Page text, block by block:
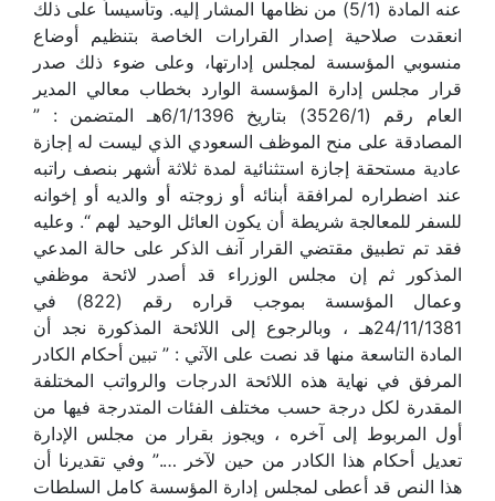
عنه المادة (5/1) من نظامها المشار إليه. وتأسيساً على ذلك
انعقدت صلاحية إصدار القرارات الخاصة بتنظيم أوضاع
منسوبي المؤسسة لمجلس إدارتها، وعلى ضوء ذلك صدر
قرار مجلس إدارة المؤسسة الوارد بخطاب معالي المدير
العام رقم (3526/1) بتاريخ 6/1/1396هـ المتضمن : ”
المصادقة على منح الموظف السعودي الذي ليست له إجازة
عادية مستحقة إجازة استثنائية لمدة ثلاثة أشهر بنصف راتبه
عند اضطراره لمرافقة أبنائه أو زوجته أو والديه أو إخوانه
للسفر للمعالجة شريطة أن يكون العائل الوحيد لهم “. وعليه
فقد تم تطبيق مقتضي القرار آنف الذكر على حالة المدعي
المذكور ثم إن مجلس الوزراء قد أصدر لائحة موظفي
وعمال المؤسسة بموجب قراره رقم (822) في
24/11/1381هـ ، وبالرجوع إلى اللائحة المذكورة نجد أن
المادة التاسعة منها قد نصت على الآتي : ” تبين أحكام الكادر
المرفق في نهاية هذه اللائحة الدرجات والرواتب المختلفة
المقدرة لكل درجة حسب مختلف الفئات المتدرجة فيها من
أول المربوط إلى آخره ، ويجوز بقرار من مجلس الإدارة
تعديل أحكام هذا الكادر من حين لآخر ….” وفي تقديرنا أن
هذا النص قد أعطى لمجلس إدارة المؤسسة كامل السلطات